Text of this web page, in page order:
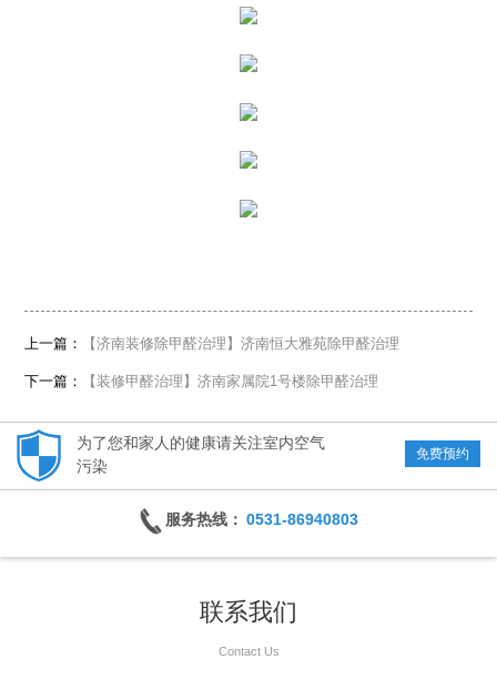
上一篇： 【济南装修除甲醛治理】济南恒大雅苑除甲醛治理
下一篇： 【装修甲醛治理】济南家属院1号楼除甲醛治理
为了您和家人的健康请关注室内空气
污染
免费预约
服务热线： 0531-86940803
联系我们
Contact Us